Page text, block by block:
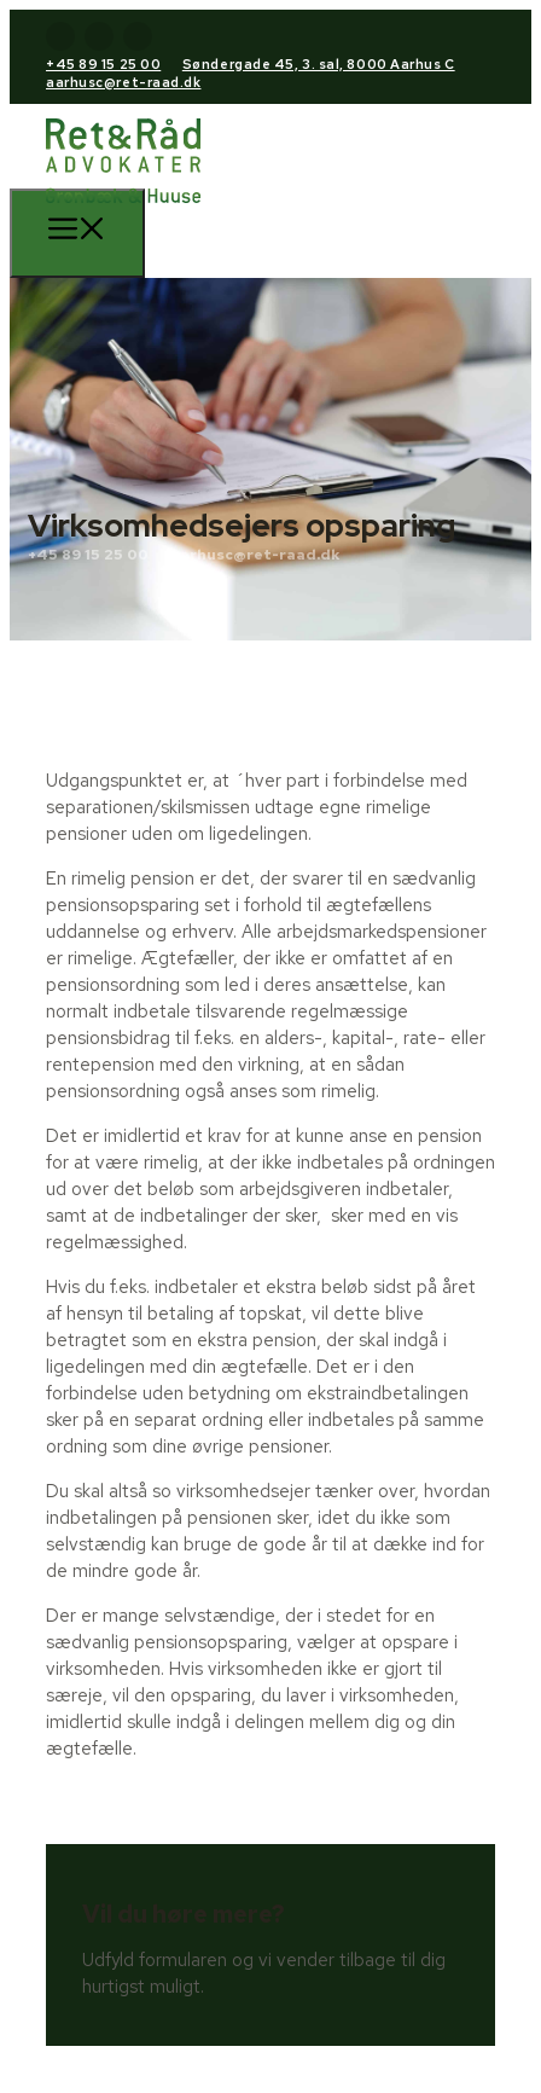
+45 89 15 25 00
Søndergade 45, 3. sal, 8000 Aarhus C
aarhusc@ret-raad.dk
Virksomhedsejers opsparing
+45 89 15 25 00 aarhusc@ret-raad.dk
Udgangspunktet er, at ´hver part i forbindelse med
separationen/skilsmissen udtage egne rimelige
pensioner uden om ligedelingen.
En rimelig pension er det, der svarer til en sædvanlig
pensionsopsparing set i forhold til ægtefællens
uddannelse og erhverv. Alle arbejdsmarkedspensioner
er rimelige. Ægtefæller, der ikke er omfattet af en
pensionsordning som led i deres ansættelse, kan
normalt indbetale tilsvarende regelmæssige
pensionsbidrag til f.eks. en alders-, kapital-, rate- eller
rentepension med den virkning, at en sådan
pensionsordning også anses som rimelig.
Det er imidlertid et krav for at kunne anse en pension
for at være rimelig, at der ikke indbetales på ordningen
ud over det beløb som arbejdsgiveren indbetaler,
samt at de indbetalinger der sker, sker med en vis
regelmæssighed.
Hvis du f.eks. indbetaler et ekstra beløb sidst på året
af hensyn til betaling af topskat, vil dette blive
betragtet som en ekstra pension, der skal indgå i
ligedelingen med din ægtefælle. Det er i den
forbindelse uden betydning om ekstraindbetalingen
sker på en separat ordning eller indbetales på samme
ordning som dine øvrige pensioner.
Du skal altså so virksomhedsejer tænker over, hvordan
indbetalingen på pensionen sker, idet du ikke som
selvstændig kan bruge de gode år til at dække ind for
de mindre gode år.
Der er mange selvstændige, der i stedet for en
sædvanlig pensionsopsparing, vælger at opspare i
virksomheden. Hvis virksomheden ikke er gjort til
særeje, vil den opsparing, du laver i virksomheden,
imidlertid skulle indgå i delingen mellem dig og din
ægtefælle.
Udfyld formularen og vi vender tilbage til dig
hurtigst muligt.